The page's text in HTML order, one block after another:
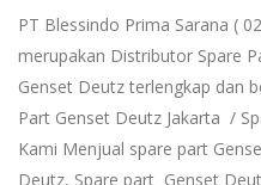
PT Blessindo Prima Sarana (
merupakan Distributor Spare
Genset Deutz terlengkap dan
Part Genset Deutz Jakarta /
Kami Menjual spare part
Deutz, Spare part Genset